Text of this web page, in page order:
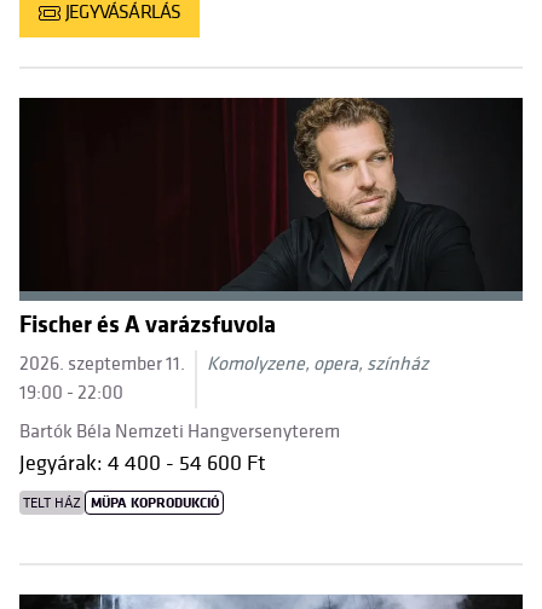
JEGYVÁSÁRLÁS
Fischer és A varázsfuvola
2026. szeptember 11.
19:00 - 22:00
Komolyzene, opera, színház
Bartók Béla Nemzeti Hangversenyterem
Jegyárak: 4 400 - 54 600 Ft
TELT HÁZ MÜPA KOPRODUKCIÓ